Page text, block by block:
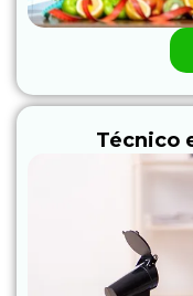
Técnico